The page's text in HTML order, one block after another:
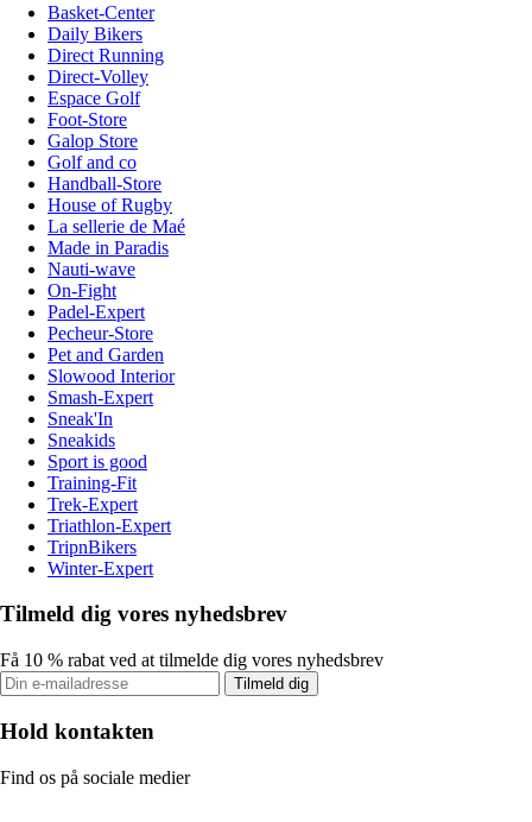
Basket-Center
Daily Bikers
Direct Running
Direct-Volley
Espace Golf
Foot-Store
Galop Store
Golf and co
Handball-Store
House of Rugby
La sellerie de Maé
Made in Paradis
Nauti-wave
On-Fight
Padel-Expert
Pecheur-Store
Pet and Garden
Slowood Interior
Smash-Expert
Sneak'In
Sneakids
Sport is good
Training-Fit
Trek-Expert
Triathlon-Expert
TripnBikers
Winter-Expert
Tilmeld dig vores nyhedsbrev
Få 10 % rabat ved at tilmelde dig vores nyhedsbrev
Tilmeld dig
Hold kontakten
Find os på sociale medier